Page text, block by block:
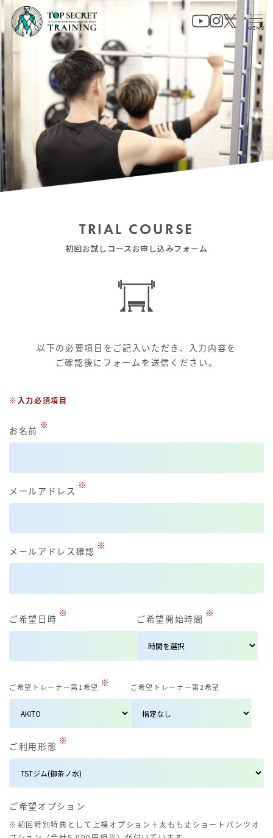
S
i
t
o
c
o
t
e
n
TRIAL COURSE
初回お試しコースお申し込みフォーム
以下の必要項目をご記入いただき、入力内容を
ご確認後にフォームを送信ください。
※入力必須項目
お名前 ※
メールアドレス ※
メールアドレス確認 ※
ご希望日時 ※ ご希望開始時間 ※
ご希望トレーナー第1希望 ※ ご希望トレーナー第2希望
ご利用形態 ※
ご希望オプション
※初回特別特典として上裸オプション＋太もも丈ショートパンツオ